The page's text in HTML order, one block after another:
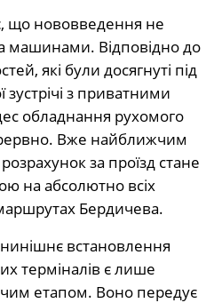
що нововведення не
машинами. Відповідно до
які були досягнуті під
зустрічі з приватними
обладнання рухомого
Вже найближчим
за проїзд стане
на абсолютно всіх
Бердичева.
встановлення
терміналів є лише
етапом. Воно передує